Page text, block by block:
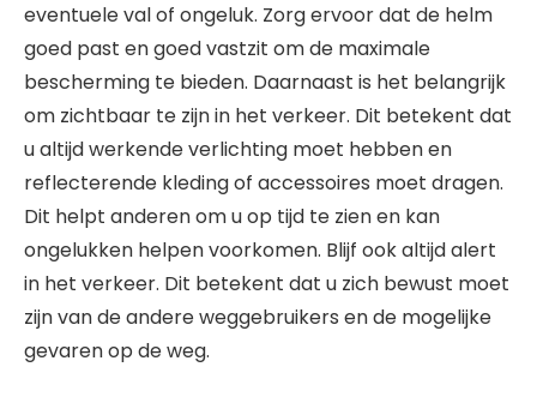
eventuele val of ongeluk. Zorg ervoor dat de helm
goed past en goed vastzit om de maximale
bescherming te bieden. Daarnaast is het belangrijk
om zichtbaar te zijn in het verkeer. Dit betekent dat
u altijd werkende verlichting moet hebben en
reflecterende kleding of accessoires moet dragen.
Dit helpt anderen om u op tijd te zien en kan
ongelukken helpen voorkomen. Blijf ook altijd alert
in het verkeer. Dit betekent dat u zich bewust moet
zijn van de andere weggebruikers en de mogelijke
gevaren op de weg.